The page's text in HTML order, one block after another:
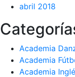
abril 2018
Academia
Academia
Academia